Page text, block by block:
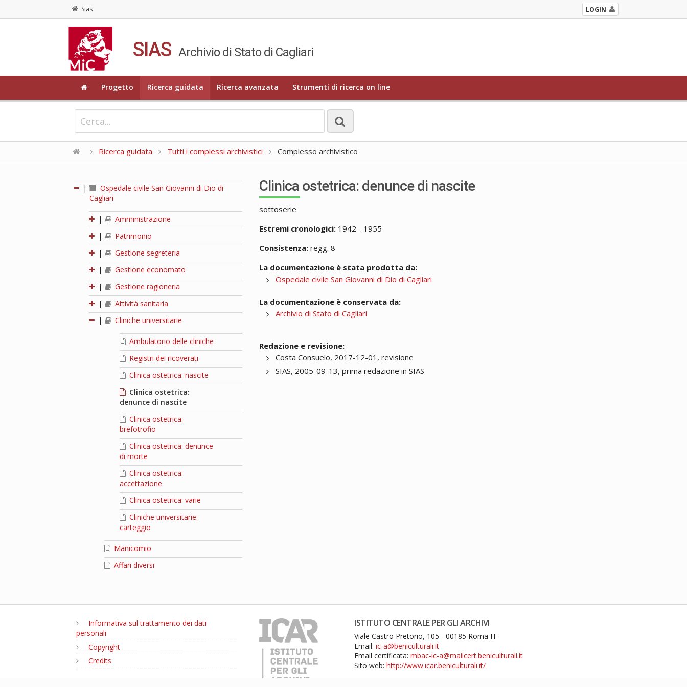
Sias LOGIN
SIAS Archivio di Stato di Cagliari
Progetto Ricerca guidata Ricerca avanzata Strumenti di ricerca on line
Ricerca guidata Tutti i complessi archivistici Complesso archivistico
|
Ospedale civile San Giovanni di Dio di
Cagliari
|
Amministrazione
|
Patrimonio
|
Gestione segreteria
|
Gestione economato
|
Gestione ragioneria
|
Attività sanitaria
|
Cliniche universitarie
Ambulatorio delle cliniche
Registri dei ricoverati
Clinica ostetrica: nascite
Clinica ostetrica:
denunce di nascite
Clinica ostetrica:
brefotrofio
Clinica ostetrica: denunce
di morte
Clinica ostetrica:
accettazione
Clinica ostetrica: varie
Cliniche universitarie:
carteggio
Manicomio
Affari diversi
Clinica ostetrica: denunce di nascite
sottoserie
Estremi cronologici: 1942 - 1955
Consistenza: regg. 8
La documentazione è stata prodotta da:
Ospedale civile San Giovanni di Dio di Cagliari
La documentazione è conservata da:
Archivio di Stato di Cagliari
Redazione e revisione:
Costa Consuelo, 2017-12-01, revisione
SIAS, 2005-09-13, prima redazione in SIAS
Informativa sul trattamento dei dati
personali
Copyright
Credits
ISTITUTO CENTRALE PER GLI ARCHIVI
Viale Castro Pretorio, 105 - 00185 Roma IT
Email:ic-a@beniculturali.it
Email certificata:mbac-ic-a@mailcert.beniculturali.it
Sito web:http://www.icar.beniculturali.it/